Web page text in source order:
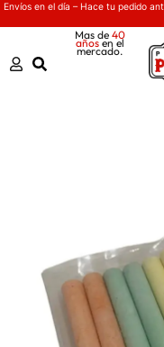
Envíos en el día – Hace tu pedido
Mas de 40
añosen el
mercado.